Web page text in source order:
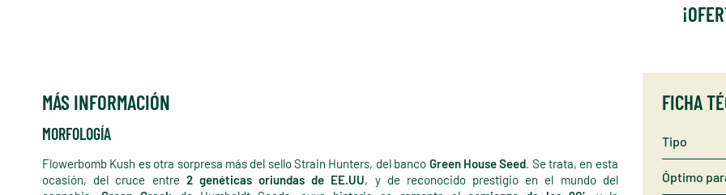
MÁS INFORMACIÓN
MORFOLOGÍA
Flowerbomb Kush es otra sorpresa más del sello Strain Hunters, del banco Green House Seed. Se trata, en esta
ocasión, del cruce entre 2 genéticas oriundas de EE.UU, y de reconocido prestigio en el mundo del
FICHA
Tipo
Óptimo